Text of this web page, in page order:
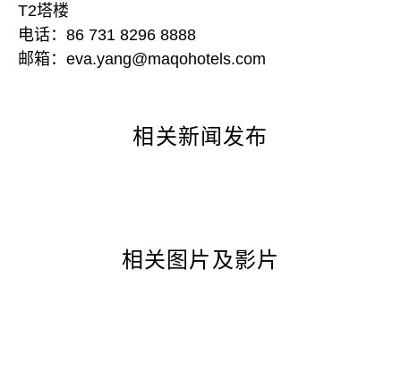
T2塔楼
电话：86 731 8296 8888
邮箱：eva.yang@maqohotels.com
相关新闻发布
相关图片及影片